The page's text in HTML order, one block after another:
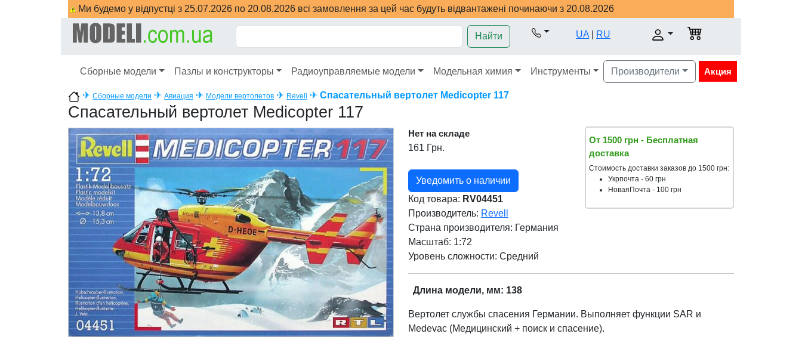
Ми будемо у відпустці з 25.07.2026 по 20.08.2026 всі замовлення за цей час будуть відвантажені починаючи з 20.08.2026
Найти UA RU
Сборные модели Пазлы и конструкторы Радиоуправляемые модели Модельная химия Инструменты Производители Акция
✈ Сборные модели ✈ Авиация ✈ Модели вертолетов ✈ Revell ✈ Спасательный вертолет Medicopter 117
Спасательный вертолет Medicopter 117
Нет на складе
161 Грн.
Уведомить о наличии
Код товара: RV04451
Производитель: Revell
Страна производителя: Германия
Масштаб: 1:72
Уровень сложности: Cредний
От 1500 грн - Бесплатная
доставка
Стоимость доставки заказов до 1500 грн:
Укрпочта - 60 грн
НоваяПочта - 100 грн
Длина модели, мм: 138
Вертолет службы спасения Германии. Выполняет функции SAR и
Medevac (Медицинский + поиск и спасение).